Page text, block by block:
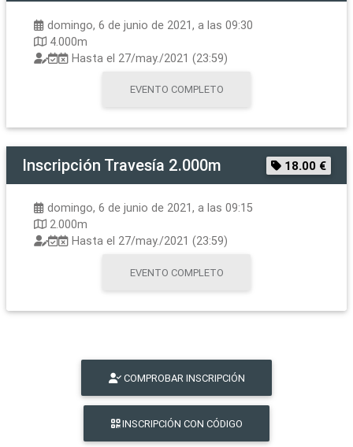
domingo, 6 de junio de 2021, a las 09:30
4.000m
Hasta el 27/may./2021 (23:59)
EVENTO COMPLETO
Inscripción Travesía 2.000m 18.00 €
domingo, 6 de junio de 2021, a las 09:15
2.000m
Hasta el 27/may./2021 (23:59)
EVENTO COMPLETO
COMPROBAR INSCRIPCIÓN
INSCRIPCIÓN CON CÓDIGO